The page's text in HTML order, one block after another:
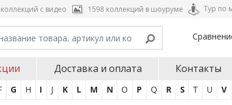
с видео 1598 коллекций в шоуруме Тур по
Доставка и оплата Контакты
G H I J K L M N O P Q R S T U V